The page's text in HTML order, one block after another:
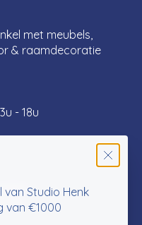
met meubels,
& raamdecoratie
- 18u
88
Studio Henk
van €1000